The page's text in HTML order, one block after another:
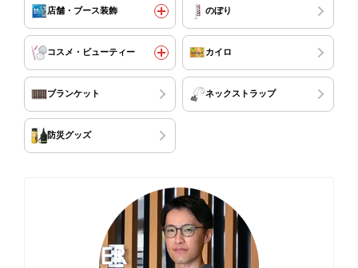
店舗・ブース装飾 のぼり
コスメ・ビューティー カイロ
ブランケット ネックストラップ
防災グッズ